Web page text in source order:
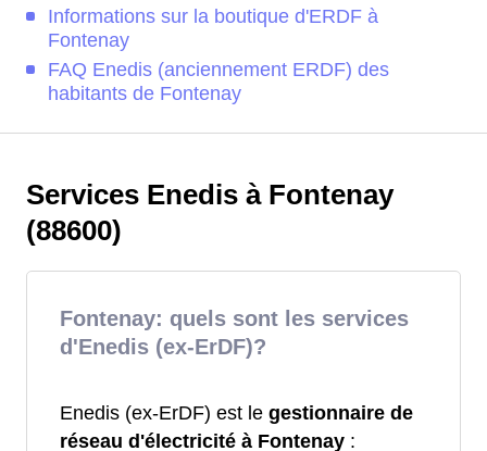
Informations sur la boutique d'ERDF à
Fontenay
FAQ Enedis (anciennement ERDF) des
habitants de Fontenay
Services Enedis à Fontenay
(88600)
Fontenay: quels sont les services
d'Enedis (ex-ErDF)?
Enedis (ex-ErDF) est le gestionnaire de
réseau d'électricité à Fontenay :